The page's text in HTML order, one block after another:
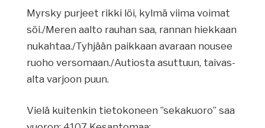
Myrsky purjeet rikki löi, kylmä viima voimat
söi./Meren aalto rauhan saa, rannan hiekkaan
nukahtaa./Tyhjään paikkaan avaraan nousee
ruoho versomaan./Autiosta asuttuun, taivas-
alta varjoon puun.
Vielä kuitenkin tietokoneen ”sekakuoro” saa